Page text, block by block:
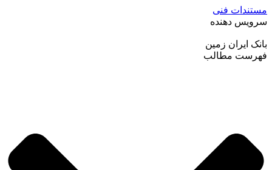
مستندات فنی
سرویس دهنده
بانک ایران زمین
فهرست مطالب